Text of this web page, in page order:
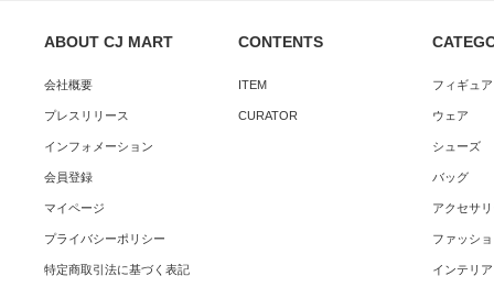
ABOUT CJ MART
会社概要
プレスリリース
インフォメーション
会員登録
マイページ
プライバシーポリシー
特定商取引法に基づく表記
CONTENTS
ITEM
CURATOR
フィギュ
ウェア
シューズ
バッグ
アクセサ
ファッシ
インテリア